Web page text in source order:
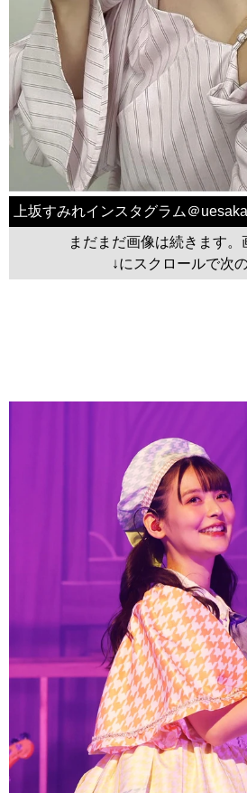
上坂すみれインスタグラム＠
まだまだ画像は続きます。
↓にスクロールで次